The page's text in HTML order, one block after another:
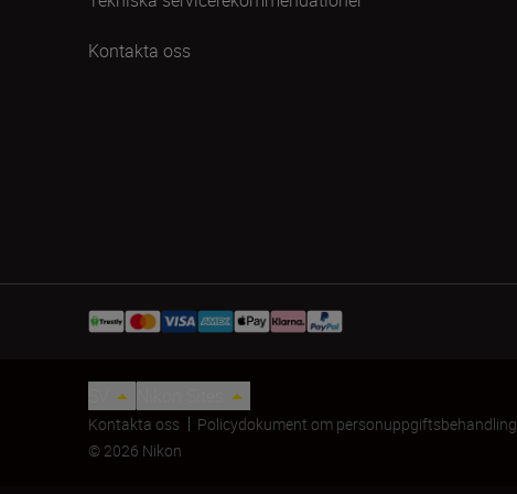
Kontakta oss
Kontakta oss Policydokument om personuppgiftsbehandling
© 2026 Nikon